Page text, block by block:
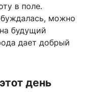
в поле.
можно
будущий
дает добрый
день